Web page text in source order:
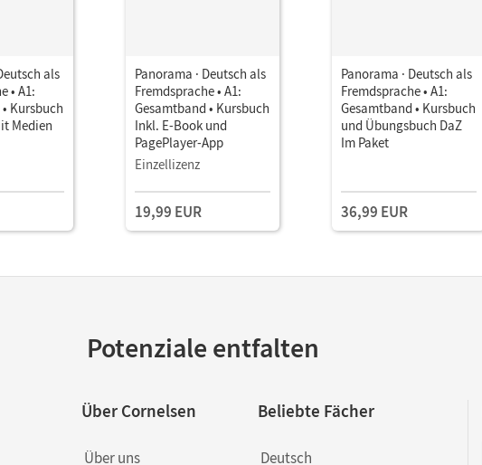
als
• A1:
Kursbuch
Medien
Panorama · Deutsch als
Fremdsprache • A1:
Gesamtband • Kursbuch
Inkl. E-Book und
PagePlayer-App
Einzellizenz
19,99 EUR
Panorama · Deutsch als
Fremdsprache • A1:
Gesamtband • Kursbuch
und Übungsbuch DaZ
Im Paket
36,99 EUR
Potenziale entfalten
Über Cornelsen
Über uns
Beliebte Fächer
Deutsch